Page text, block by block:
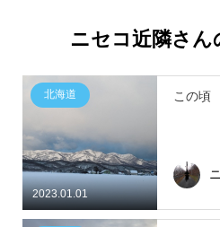
ニセコ近隣さん
2023.01.01
北海道 この頃